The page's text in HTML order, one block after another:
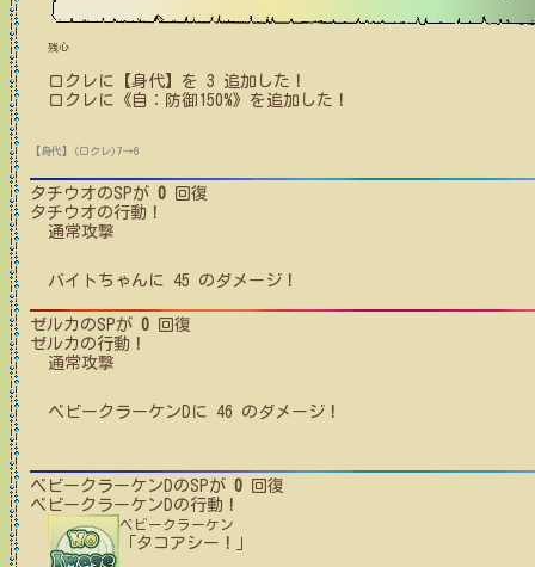
残心
ロクレ に【身代】を 3 追加した！
ロクレ に 《自：防御150%》 を追加した！
【身代】(ロクレ)7→6
タチウオのSPが 0 回復
タチウオの行動！
通常攻撃
バイトちゃん に 45 のダメージ！
ゼルカのSPが 0 回復
ゼルカの行動！
通常攻撃
ベビークラーケンD に 46 のダメージ！
ベビークラーケンDのSPが 0 回復
ベビークラーケンDの行動！
ベビークラーケン
「タコアシー！」